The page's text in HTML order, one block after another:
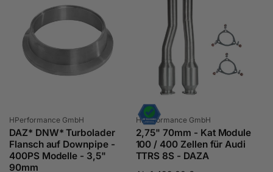
Anbieter:
HPerformance GmbH
DAZ* DNW* Turbolader
Flansch auf Downpipe -
400PS Modelle - 3,5"
90mm
Anbieter:
HPerformance GmbH
2,75" 70mm - Kat Module
100 / 400 Zellen für Audi
TTRS 8S - DAZA